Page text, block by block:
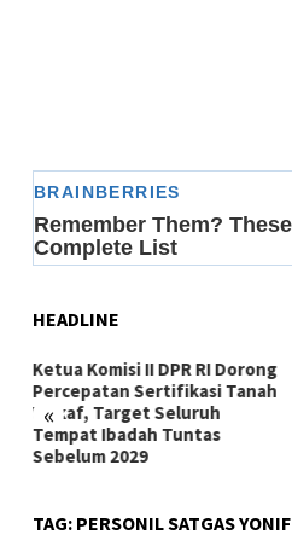
HEADLINE
«
Ketua Komisi II DPR RI Dorong
Percepatan Sertifikasi Tanah
Wakaf, Target Seluruh
Tempat Ibadah Tuntas
Sebelum 2029
TAG: PERSONIL SATGAS